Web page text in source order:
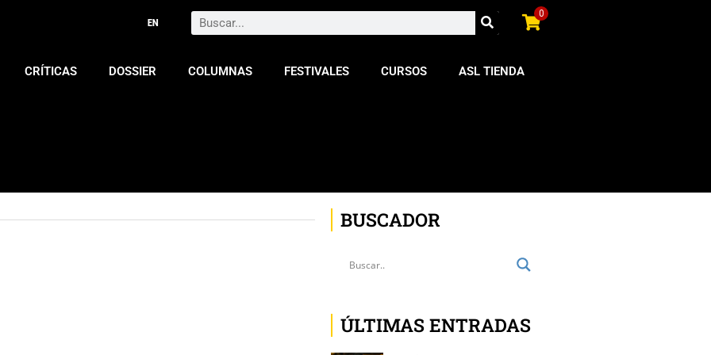
Search 0
CRÍTICAS DOSSIER COLUMNAS FESTIVALES CURSOS ASL TIENDA
BUSCADOR
ÚLTIMAS ENTRADAS